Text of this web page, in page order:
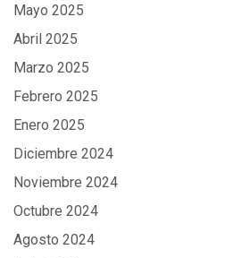
Mayo 2025
Abril 2025
Marzo 2025
Febrero 2025
Enero 2025
Diciembre 2024
Noviembre 2024
Octubre 2024
Agosto 2024